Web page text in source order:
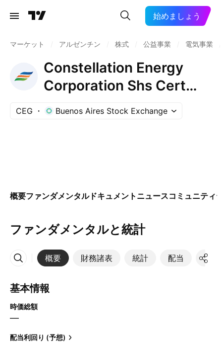
始めましょう
マーケット アルゼンチン 株式 公益事業 電気事業
Constellation Energy
Corporation Shs Cert
Deposito Arg Repr
0.02222222 Shs
CEG Buenos Aires Stock Exchange
概要ファンダメンタルドキュメント ニュースコミュニティ
ファンダメンタルと統計
概要 財務諸表 統計 配当 決算
その他
基本情報
時価総額
—
配当利回り (予想)